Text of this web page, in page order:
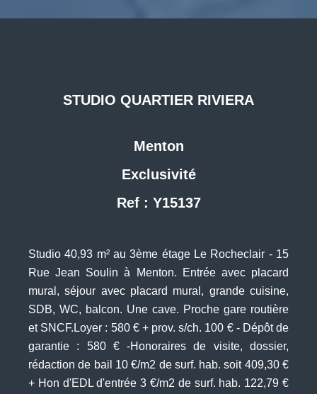
STUDIO QUARTIER RIVIERA
Menton
Exclusivité
Ref : Y15137
Studio 40,93 m² au 3ème étage Le Rocheclair - 15
Rue Jean Soulin à Menton. Entrée avec placard
mural, séjour avec placard mural, grande cuisine,
SDB, WC, balcon. Une cave. Proche gare routière
et SNCF.Loyer : 580 € + prov. s/ch. 100 € - Dépôt de
garantie : 580 € -Honoraires de visite, dossier,
rédaction de bail 10 €/m2 de surf. hab. soit 409,30 €
+ Hon d'EDL d'entrée 3 €/m2 de surf. hab. 122,79 €